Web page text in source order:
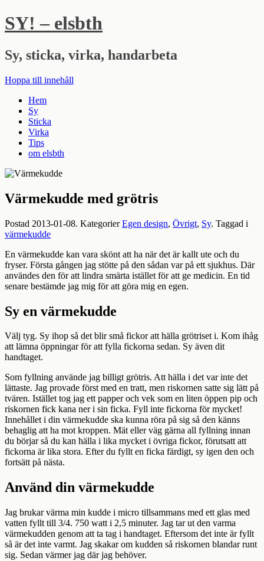
SY! – elsbth
Sy, sticka, virka, handarbeta
Hoppa till innehåll
Hem
Sy
Sticka
Virka
Tips
om elsbth
Värmekudde med grötris
Postad 2013-01-08. KategorierEgen design, Övrigt, Sy. Taggad i
värmekudde
En värmekudde kan vara skönt att ha när det är kallt ute och du
fryser. Första gången jag stötte på den sådan var på ett sjukhus. Där
användes den för att lindra smärta istället för att ge medicin. En tid
senare bestämde jag mig för att göra mig en egen.
Sy en värmekudde
Välj tyg. Sy ihop så det blir små fickor att hälla grötriset i. Kom ihåg
att lämna öppningar för att fylla fickorna sedan. Sy även dit
handtaget.
Som fyllning använde jag billigt grötris. Att hälla i det var inte det
lättaste. Jag provade först med en tratt, men riskornen satte sig lätt på
tvären. Istället tog jag ett papper och vek som en liten öppen pip och
riskornen fick kana ner i sin ficka. Fyll inte fickorna för mycket!
Innehållet i din värmekudde ska kunna röra på sig så den känns
behaglig att ha mot kroppen. Mät eller väg gärna all fyllning innan
du börjar så du kan hälla i lika mycket i övriga fickor, förutsatt att
fickorna är lika stora. Efter du fyllt en ficka färdigt, sy igen den och
fortsätt på nästa.
Använd din värmekudde
Jag brukar värma min kudde i micro tillsammans med ett glas med
vatten fyllt till 3/4. 750 watt i 2,5 minuter. Jag tar ut den varma
värmekudden genom att ta tag i handtaget. Eftersom det inte är fyllt
så är det inte varmt. Jag skakar om kudden så riskornen blandar runt
sig. Sedan värmer jag där jag behöver.